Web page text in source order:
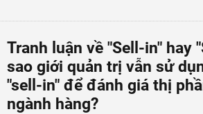
Tranh luận về "Sell-in" hay
sao giới quản trị vẫn sử
"sell-in" để đánh giá thị
ngành hàng?